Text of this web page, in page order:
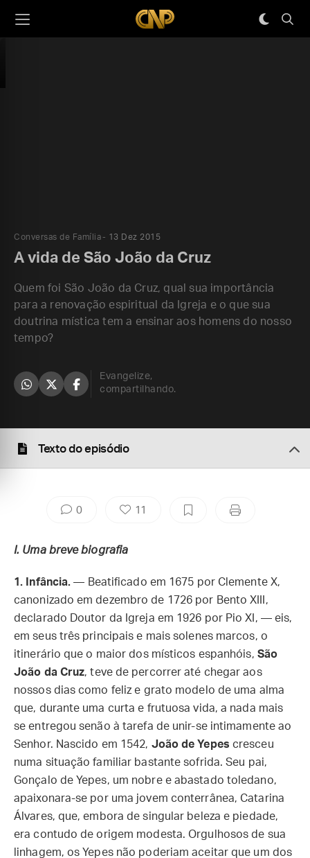
Conversas de Família 13 Dez 2015
A vida de São João da Cruz
Quem foi São João da Cruz, qual sua importância
para a renovação espiritual da Igreja e o que sua
doutrina mística tem a ensinar aos homens do nosso
tempo?
Evangelize,
compartilhando.
Texto do episódio
0 11
I. Uma breve biografia
1. Infância. — Beatificado em 1675 por Clemente X,
canonizado em dezembro de 1726 por Bento XIII,
declarado Doutor da Igreja em 1926 por Pio XI, — eis,
em seus três principais e mais solenes marcos, o
itinerário que o maior dos místicos espanhóis, São
João da Cruz, teve de percorrer até chegar aos
nossos dias como feliz e grato modelo de uma alma
que, durante uma curta e frutuosa vida, a nada mais
se entregou senão à tarefa de unir-se intimamente ao
Senhor. Nascido em 1542, João de Yepes cresceu
numa situação familiar bastante sofrida. Seu pai,
Gonçalo de Yepes, um nobre e abastado toledano,
apaixonara-se por uma jovem conterrânea, Catarina
Álvares, que, embora de singular beleza e piedade,
era contudo de origem modesta. Orgulhosos de sua
linhagem, os Yepes não poderiam aceitar que um dos